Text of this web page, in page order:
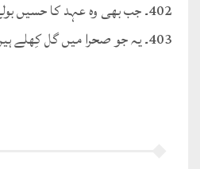
402۔ جب بھی وہ عہد کا حسیں بولے
403۔ یہ جو صحرا میں گل کِھلے ہیں میاں